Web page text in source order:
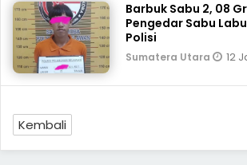
Barbuk Sabu 2, 08
Pengedar Sabu
Polisi
Sumatera Utara 12
Kembali